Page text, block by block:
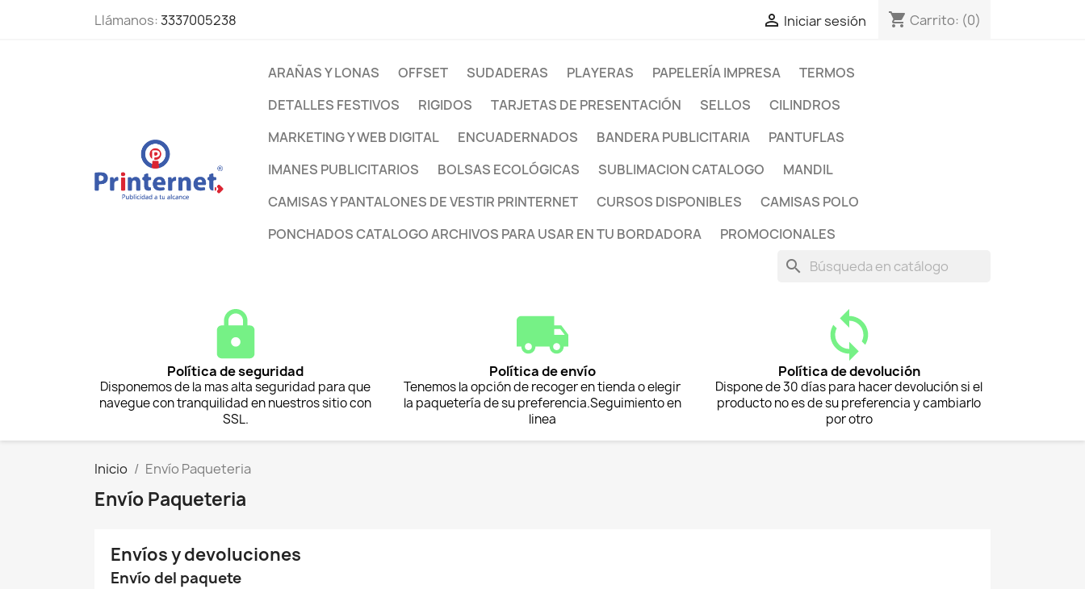
Llámanos:3337005238  Iniciar sesión shopping_cart Carrito: (0)
ARAÑAS Y LONAS OFFSET SUDADERAS PLAYERAS PAPELERÍA IMPRESA
TERMOS
DETALLES FESTIVOS
RIGIDOS TARJETAS DE PRESENTACIÓN SELLOS
CILINDROS
MARKETING Y WEB DIGITAL
ENCUADERNADOS BANDERA PUBLICITARIA
PANTUFLAS
IMANES PUBLICITARIOS
BOLSAS ECOLÓGICAS SUBLIMACION CATALOGO
MANDIL
CAMISAS Y PANTALONES DE VESTIR PRINTERNET
CURSOS DISPONIBLES
CAMISAS POLO
PONCHADOS CATALOGO ARCHIVOS PARA USAR EN TU BORDADORA
PROMOCIONALES
search
Política de seguridad
Disponemos de la mas alta seguridad para que
navegue con tranquilidad en nuestros sitio con
SSL.
Política de envío
Tenemos la opción de recoger en tienda o elegir
la paquetería de su preferencia.Seguimiento en
linea
Política de devolución
Dispone de 30 días para hacer devolución si el
producto no es de su preferencia y cambiarlo
por otro
Inicio Envío Paqueteria
Envío Paqueteria
Envíos y devoluciones
Envío del paquete